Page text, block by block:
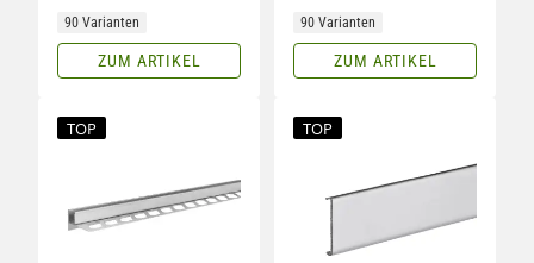
90 Varianten
ZUM ARTIKEL
90 Varianten
ZUM ARTIKEL
TOP TOP